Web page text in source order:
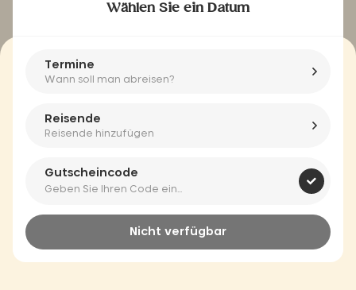
Wählen Sie ein Datum
Termine
Wann soll man abreisen?
Reisende
Reisende hinzufügen
Gutscheincode
Nicht verfügbar